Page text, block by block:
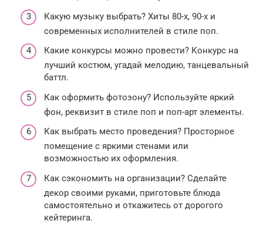
Какую музыку выбрать? Хиты 80-х, 90-х и
современных исполнителей в стиле поп.
Какие конкурсы можно провести? Конкурс на
лучший костюм, угадай мелодию, танцевальный
баттл.
Как оформить фотозону? Используйте яркий
фон, реквизит в стиле поп и поп-арт элементы.
Как выбрать место проведения? Просторное
помещение с яркими стенами или
возможностью их оформления.
Как сэкономить на организации? Сделайте
декор своими руками, приготовьте блюда
самостоятельно и откажитесь от дорогого
кейтеринга.